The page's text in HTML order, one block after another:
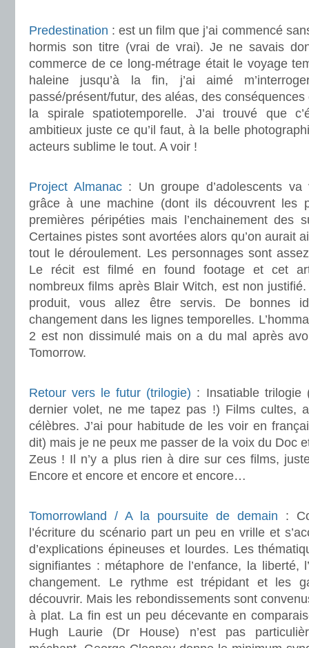
Predestination : est un film que j’ai commencé
hormis son titre (vrai de vrai). Je ne savais
commerce de ce long-métrage était le voyage
haleine jusqu’à la fin, j’ai aimé
passé/présent/futur, des aléas, des
la spirale spatiotemporelle. J’ai trouvé que
ambitieux juste ce qu’il faut, à la belle
acteurs sublime le tout. A voir !
Project Almanac: Un groupe d’adolescents va
grâce à une machine (dont ils découvrent les
premières péripéties mais l’enchainement des
Certaines pistes sont avortées alors qu’on aurait
tout le déroulement. Les personnages sont
Le récit est filmé en found footage et cet
nombreux films après Blair Witch, est non
produit, vous allez être servis. De bonnes
changement dans les lignes temporelles.
2 est non dissimulé mais on a du mal après
Tomorrow.
Retour vers le futur (trilogie) : Insatiable trilogie
dernier volet, ne me tapez pas !) Films cultes,
célèbres. J’ai pour habitude de les voir en
dit) mais je ne peux me passer de la voix du Doc
Zeus ! Il n’y a plus rien à dire sur ces films,
Encore et encore et encore et encore…
Tomorrowland / A la poursuite de demain :
l’écriture du scénario part un peu en vrille et
d’explications épineuses et lourdes. Les
signifiantes : métaphore de l’enfance, la liberté,
changement. Le rythme est trépidant et les
découvrir. Mais les rebondissements sont
à plat. La fin est un peu décevante en
Hugh Laurie (Dr House) n’est pas